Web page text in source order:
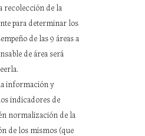
recolección de la
para determinar los
de las 9 áreas a
de área será
información y
indicadores de
normalización de la
de los mismos (que